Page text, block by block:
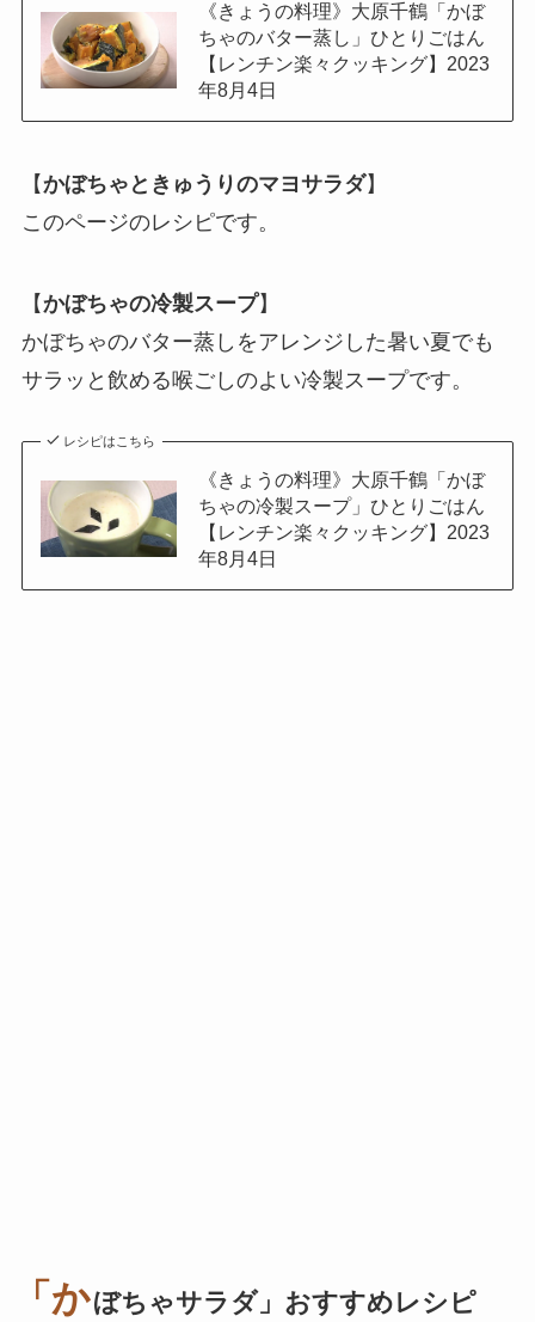
《きょうの料理》大原千鶴「かぼ
ちゃのバター蒸し」ひとりごはん
【レンチン楽々クッキング】2023
年8月4日
【かぼちゃときゅうりのマヨサラダ】
このページのレシピです。
【かぼちゃの冷製スープ】
かぼちゃのバター蒸しをアレンジした暑い夏でも
サラッと飲める喉ごしのよい冷製スープです。
レシピはこちら
《きょうの料理》大原千鶴「かぼ
ちゃの冷製スープ」ひとりごはん
【レンチン楽々クッキング】2023
年8月4日
「かぼちゃサラダ」おすすめレシピ